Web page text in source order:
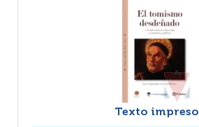
Texto impreso